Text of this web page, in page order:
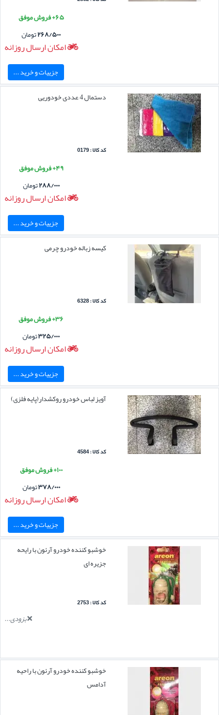
۶۵+ فروش موفق
۲۶۸/۵۰۰تومان
امکان ارسال روزانه
جزییات و خرید ...
دستمال 4 عددی خودوریی
کد کالا : 0179
۴۹+ فروش موفق
۲۸۸/۰۰۰تومان
امکان ارسال روزانه
جزییات و خرید ...
کیسه زباله خودرو چرمی
کد کالا : 6328
۳۶+ فروش موفق
۳۲۵/۰۰۰تومان
امکان ارسال روزانه
جزییات و خرید ...
آویز لباس خودرو روکشدار(پایه فلزی)
کد کالا : 4584
۱۰۰+ فروش موفق
۳۷۸/۰۰۰تومان
امکان ارسال روزانه
جزییات و خرید ...
خوشبو کننده خودرو آرئون با رایحه
جزیره ای
کد کالا : 2753
بزودی...
خوشبو کننده خودرو آرئون با راحیه
آدامس